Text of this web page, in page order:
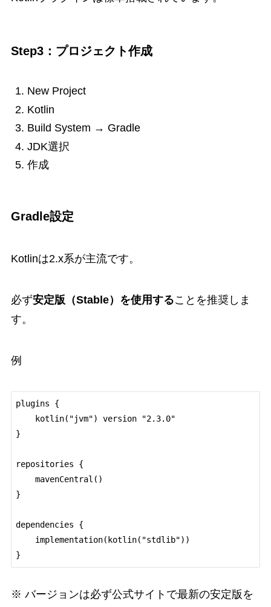
Step3：プロジェクト作成
New Project
Kotlin
Build System → Gradle
JDK選択
作成
Gradle設定
Kotlinは2.x系が主流です。
必ず安定版（Stable）を使用することを推奨しま
す。
例
plugins {
}
repositories {
}
dependencies {
※ バージョンは必ず公式サイトで最新の安定版を